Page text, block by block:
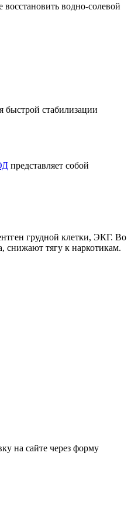
водно-солевой
быстрой стабилизации
представляет собой
грудной клетки, ЭКГ. Во
снижают тягу к наркотикам.
на сайте через форму